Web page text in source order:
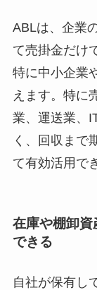
ABLは、企業
て売掛金だけ
特に中小企業
えます。特に
業、運送業、
く、回収まで
て有効活用で
在庫や棚卸
できる
自社が保有し